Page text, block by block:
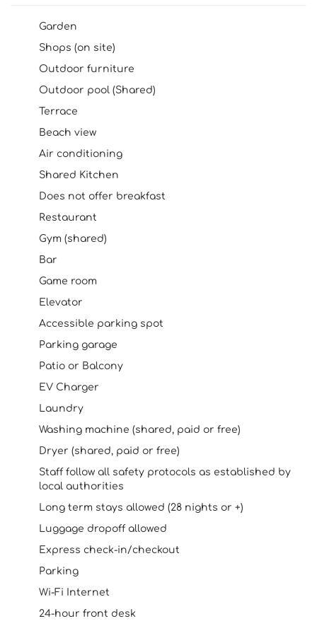
Garden
Shops (on site)
Outdoor furniture
Outdoor pool (Shared)
Terrace
Beach view
Air conditioning
Shared Kitchen
Does not offer breakfast
Restaurant
Gym (shared)
Bar
Game room
Elevator
Accessible parking spot
Parking garage
Patio or Balcony
EV Charger
Laundry
Washing machine (shared, paid or free)
Dryer (shared, paid or free)
Staff follow all safety protocols as established by
local authorities
Long term stays allowed (28 nights or +)
Luggage dropoff allowed
Express check-in/checkout
Parking
Wi-Fi Internet
24-hour front desk